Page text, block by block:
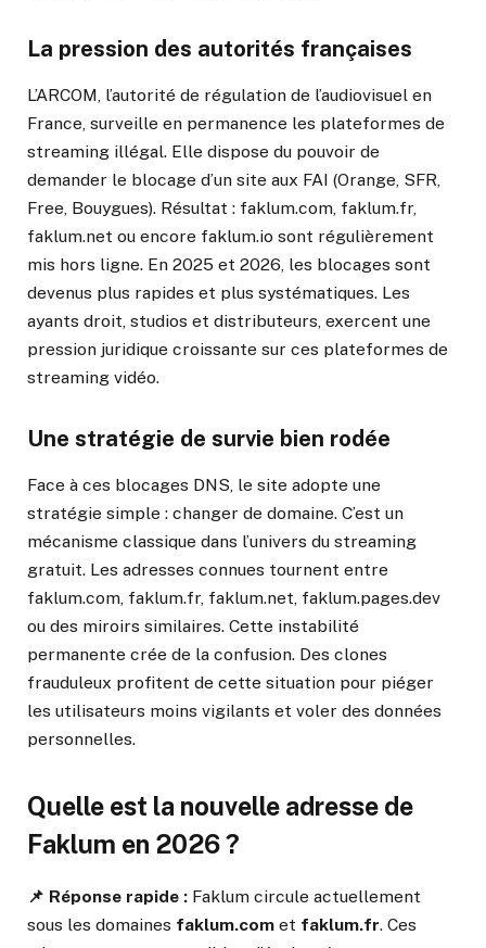
La pression des autorités françaises
L’ARCOM, l’autorité de régulation de l’audiovisuel en
France, surveille en permanence les plateformes de
streaming illégal. Elle dispose du pouvoir de
demander le blocage d’un site aux FAI (Orange, SFR,
Free, Bouygues). Résultat : faklum.com, faklum.fr,
faklum.net ou encore faklum.io sont régulièrement
mis hors ligne. En 2025 et 2026, les blocages sont
devenus plus rapides et plus systématiques. Les
ayants droit, studios et distributeurs, exercent une
pression juridique croissante sur ces plateformes de
streaming vidéo.
Une stratégie de survie bien rodée
Face à ces blocages DNS, le site adopte une
stratégie simple : changer de domaine. C’est un
mécanisme classique dans l’univers du streaming
gratuit. Les adresses connues tournent entre
faklum.com, faklum.fr, faklum.net, faklum.pages.dev
ou des miroirs similaires. Cette instabilité
permanente crée de la confusion. Des clones
frauduleux profitent de cette situation pour piéger
les utilisateurs moins vigilants et voler des données
personnelles.
Quelle est la nouvelle adresse de
Faklum en 2026 ?
📌 Réponse rapide : Faklum circule actuellement
sous les domaines faklum.com et faklum.fr. Ces